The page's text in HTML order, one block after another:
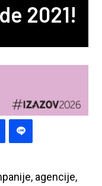
2021!
agencije,